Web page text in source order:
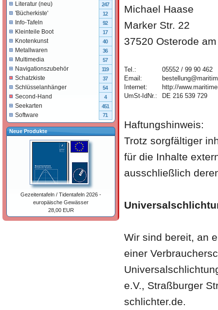
Michael Haase
Marker Str. 22
37520 Osterode
Tel.:
05552 / 99 90 462
Email:
Internet:
http://
UmSt-IdNr.:
DE 216 539 729
Haftungshinweis:
Trotz sorgfältiger
für die Inhalte
ausschließlich
Wir sind bereit, an
einer
e.V., Straßburger
schlichter.de.
Literatur (neu) 247
'Bücherkiste' 12
Info-Tafeln 92
Kleinteile Boot 17
Knotenkunst 40
Metallwaren 36
Multimedia 57
Navigationszubehör 119
Schatzkiste 37
Schlüsselanhänger 54
Second-Hand 4
Seekarten 451
Software 71
Neue Produkte
Gezeitentafeln / Tidentafeln 2026 -
europäische Gewässer
28,00 EUR